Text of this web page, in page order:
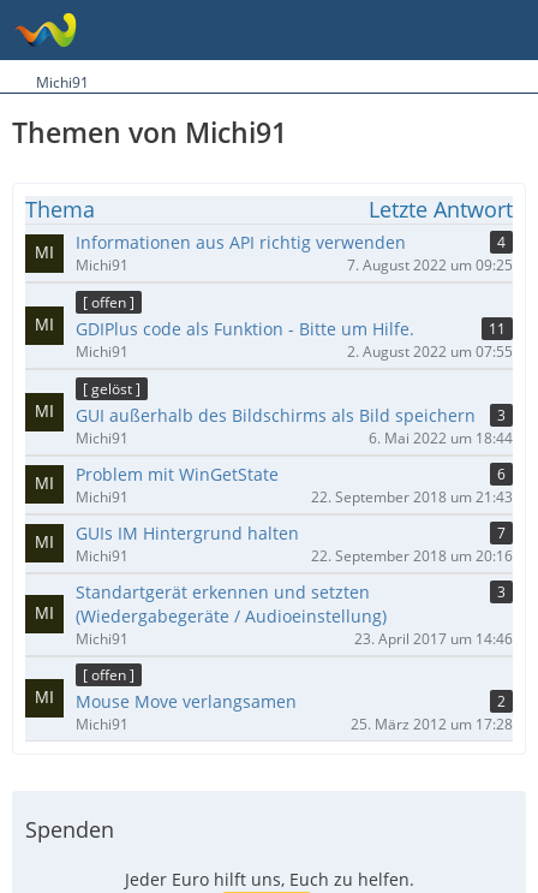
Michi91
Themen von Michi91
Thema Letzte Antwort
Informationen aus API richtig verwenden
4
Michi91
7. August 2022 um 09:25
[ offen ]
GDIPlus code als Funktion - Bitte um Hilfe.
11
Michi91
2. August 2022 um 07:55
[ gelöst ]
GUI außerhalb des Bildschirms als Bild speichern
3
Michi91
6. Mai 2022 um 18:44
Problem mit WinGetState
6
Michi91
22. September 2018 um 21:43
GUIs IM Hintergrund halten
7
Michi91
22. September 2018 um 20:16
Standartgerät erkennen und setzten
(Wiedergabegeräte / Audioeinstellung)
3
Michi91
23. April 2017 um 14:46
[ offen ]
Mouse Move verlangsamen
2
Michi91
25. März 2012 um 17:28
Spenden
Jeder Euro hilft uns, Euch zu helfen.